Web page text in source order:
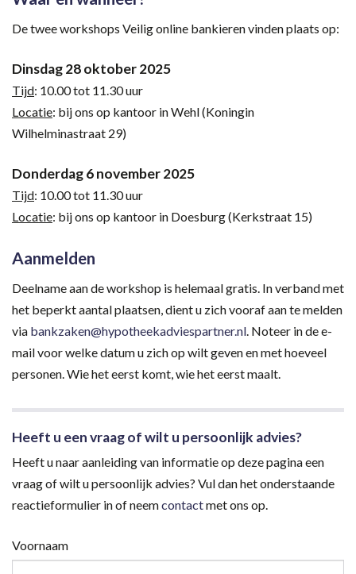
De twee workshops Veilig online bankieren vinden plaats op:
Dinsdag 28 oktober 2025
Tijd: 10.00 tot 11.30 uur
Locatie: bij ons op kantoor in Wehl (Koningin
Wilhelminastraat 29)
Donderdag 6 november 2025
Tijd: 10.00 tot 11.30 uur
Locatie: bij ons op kantoor in Doesburg (Kerkstraat 15)
Aanmelden
Deelname aan de workshop is helemaal gratis. In verband met
het beperkt aantal plaatsen, dient u zich vooraf aan te melden
via bankzaken@hypotheekadviespartner.nl. Noteer in de e-
mail voor welke datum u zich op wilt geven en met hoeveel
personen. Wie het eerst komt, wie het eerst maalt.
Heeft u een vraag of wilt u persoonlijk advies?
Heeft u naar aanleiding van informatie op deze pagina een
vraag of wilt u persoonlijk advies? Vul dan het onderstaande
reactieformulier in of neemcontactmet ons op.
Voornaam